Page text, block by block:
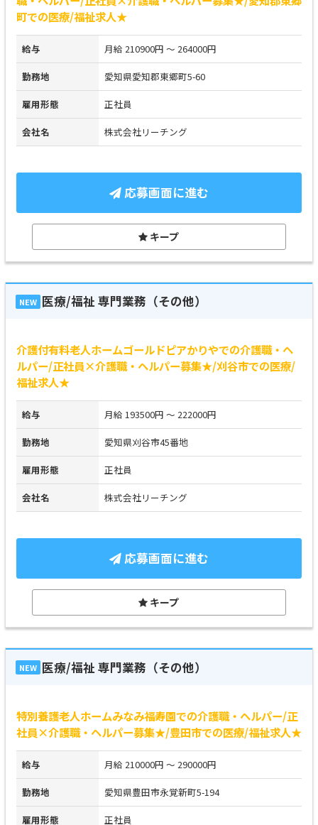
町での医療/福祉求人★
給与 月給 210900円 ～ 264000円
勤務地 愛知県愛知郡東郷町5-60
雇用形態 正社員
会社名 株式会社リーチング
応募画面に進む
キープ
NEW 医療/福祉 専門業務（その他）
介護付有料老人ホームゴールドピアかりやでの介護職・ヘ
ルパー/正社員×介護職・ヘルパー募集★/刈谷市での医療/
福祉求人★
給与 月給 193500円 ～ 222000円
勤務地 愛知県刈谷市45番地
雇用形態 正社員
会社名 株式会社リーチング
応募画面に進む
キープ
NEW 医療/福祉 専門業務（その他）
特別養護老人ホームみなみ福寿園での介護職・ヘルパー/正
社員×介護職・ヘルパー募集★/豊田市での医療/福祉求人★
給与 月給 210000円 ～ 290000円
勤務地 愛知県豊田市永覚新町5-194
雇用形態 正社員